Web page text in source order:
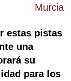
Murcia
estas pistas
una
su
para los